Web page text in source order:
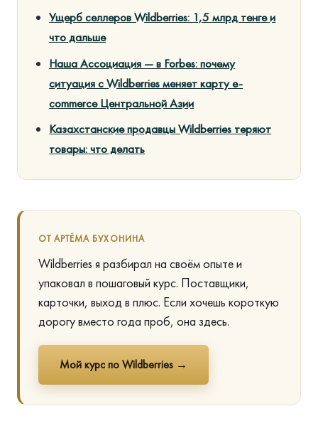
Ущерб селлеров Wildberries: 1,5 млрд тенге и
что дальше
Наша Ассоциация — в Forbes: почему
ситуация с Wildberries меняет карту e-
commerce Центральной Азии
Казахстанские продавцы Wildberries теряют
товары: что делать
ОТ АРТЁМА БУХОНИНА
Wildberries я разбирал на своём опыте и
упаковал в пошаговый курс. Поставщики,
карточки, выход в плюс. Если хочешь короткую
дорогу вместо года проб, она здесь.
Мой курс по Wildberries →